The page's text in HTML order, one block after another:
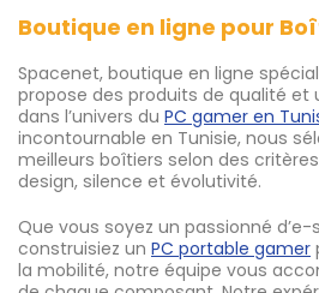
Boutique en ligne pour
Spacenet, boutique en ligne
propose des produits de qualité et
dans l’univers du PC gamer en
incontournable en Tunisie, nous
meilleurs boîtiers selon des
design, silence et évolutivité.
Que vous soyez un passionné
construisiez un PC portable gamer
la mobilité, notre équipe vous